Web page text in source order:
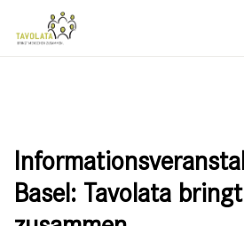
Basel: Tavolata